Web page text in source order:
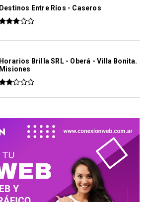
Destinos Entre Ríos - Caseros
Horarios Brilla SRL - Oberá - Villa Bonita.
Misiones